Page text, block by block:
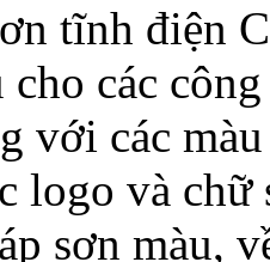
tĩnh điện
cho các
với các
logo và chữ
sơn màu,